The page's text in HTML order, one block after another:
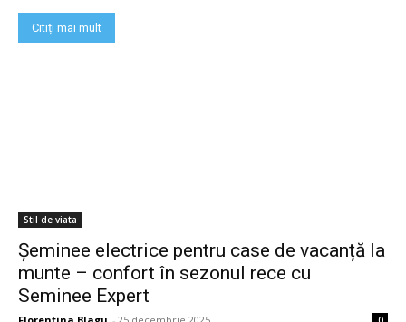
Citiți mai mult
Stil de viata
Șeminee electrice pentru case de vacanță la
munte – confort în sezonul rece cu
Seminee Expert